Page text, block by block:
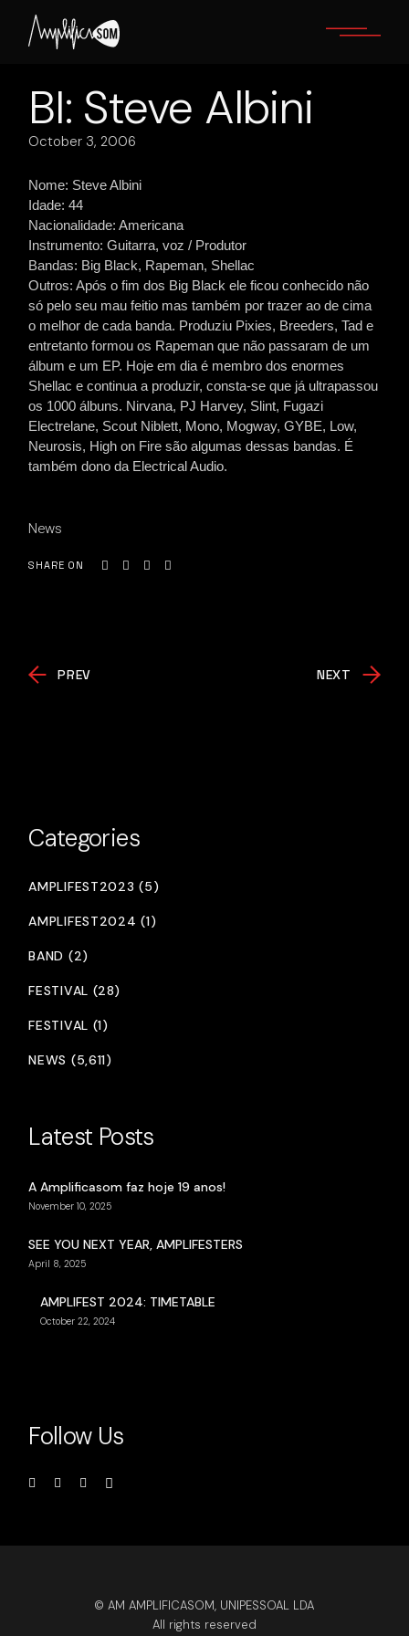
content
BI: Steve Albini
October 3, 2006
Nome: Steve Albini
Idade: 44
Nacionalidade: Americana
Instrumento: Guitarra, voz / Produtor
Bandas: Big Black, Rapeman, Shellac
Outros: Após o fim dos Big Black ele ficou conhecido não
só pelo seu mau feitio mas também por trazer ao de cima
o melhor de cada banda. Produziu Pixies, Breeders, Tad e
entretanto formou os Rapeman que não passaram de um
álbum e um EP. Hoje em dia é membro dos enormes
Shellac e continua a produzir, consta-se que já ultrapassou
os 1000 álbuns. Nirvana, PJ Harvey, Slint, Fugazi
Electrelane, Scout Niblett, Mono, Mogway, GYBE, Low,
Neurosis, High on Fire são algumas dessas bandas. É
também dono da Electrical Audio.
News
SHARE ON
PREV NEXT
Categories
AMPLIFEST2023 (5)
AMPLIFEST2024 (1)
BAND (2)
FESTIVAL (28)
FESTIVAL (1)
NEWS (5,611)
Latest Posts
A Amplificasom faz hoje 19 anos!
November 10, 2025
SEE YOU NEXT YEAR, AMPLIFESTERS
April 8, 2025
AMPLIFEST 2024: TIMETABLE
October 22, 2024
Follow Us
© AM AMPLIFICASOM, UNIPESSOAL LDA
All rights reserved